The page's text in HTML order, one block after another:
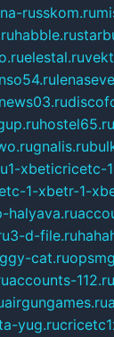
russkom.ru
habble.ru
elestal.ru
hostel65.ru
gnalis.ru
1-xbeticricetc-
1-xbetr-1-
halyava.ru
3-d-file.ru
cat.ru
accounts-112.ru
airgungames.ru
yug.ru